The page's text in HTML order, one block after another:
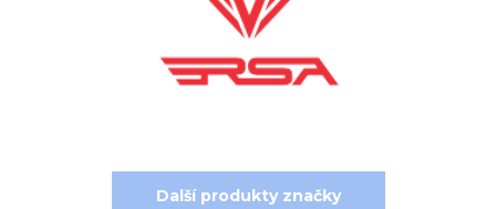
Další produkty značky